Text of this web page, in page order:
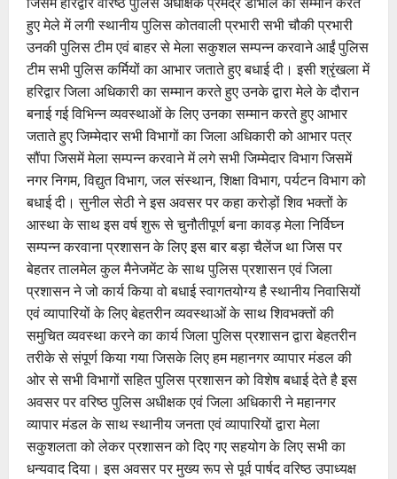
हुए मेले में लगी स्थानीय पुलिस कोतवाली प्रभारी सभी चौकी प्रभारी
उनकी पुलिस टीम एवं बाहर से मेला सकुशल सम्पन्न करवाने आईं पुलिस
टीम सभी पुलिस कर्मियों का आभार जताते हुए बधाई दी। इसी श्रृंखला में
हरिद्वार जिला अधिकारी का सम्मान करते हुए उनके द्वारा मेले के दौरान
बनाई गई विभिन्न व्यवस्थाओं के लिए उनका सम्मान करते हुए आभार
जताते हुए जिम्मेदार सभी विभागों का जिला अधिकारी को आभार पत्र
सौंपा जिसमें मेला सम्पन्न करवाने में लगे सभी जिम्मेदार विभाग जिसमें
नगर निगम, विद्युत विभाग, जल संस्थान, शिक्षा विभाग, पर्यटन विभाग को
बधाई दी। सुनील सेठी ने इस अवसर पर कहा करोड़ों शिव भक्तों के
आस्था के साथ इस वर्ष शुरू से चुनौतीपूर्ण बना कावड़ मेला निर्विघ्न
सम्पन्न करवाना प्रशासन के लिए इस बार बड़ा चैलेंज था जिस पर
बेहतर तालमेल कुल मैनेजमेंट के साथ पुलिस प्रशासन एवं जिला
प्रशासन ने जो कार्य किया वो बधाई स्वागतयोग्य है स्थानीय निवासियों
एवं व्यापारियों के लिए बेहतरीन व्यवस्थाओं के साथ शिवभक्तों की
समुचित व्यवस्था करने का कार्य जिला पुलिस प्रशासन द्वारा बेहतरीन
तरीके से संपूर्ण किया गया जिसके लिए हम महानगर व्यापार मंडल की
ओर से सभी विभागों सहित पुलिस प्रशासन को विशेष बधाई देते है इस
अवसर पर वरिष्ठ पुलिस अधीक्षक एवं जिला अधिकारी ने महानगर
व्यापार मंडल के साथ स्थानीय जनता एवं व्यापारियों द्वारा मेला
सकुशलता को लेकर प्रशासन को दिए गए सहयोग के लिए सभी का
धन्यवाद दिया। इस अवसर पर मुख्य रूप से पूर्व पार्षद वरिष्ठ उपाध्यक्ष